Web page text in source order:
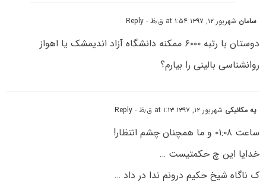
سامان شهریور ۱۲, ۱۳۹۷ at ۱:۵۴ ق٫ظ - Reply
دوستان با رتبه ۶۰۰۰ ممکنه دانشگاه آزاد اندیمشک یا اهواز
روانشناسی بالینی را بیارم؟
یه مکانیکی شهریور ۱۲, ۱۳۹۷ at ۱:۱۳ ق٫ظ - Reply
ساعت ۰۱:۰۸ و ما همچنان چشم انتظار!
خدایا این چ حکمتیست …
ک ناگاه شیخ حکیم درونم ندا در داد …